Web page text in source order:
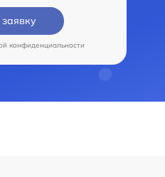
конфиденциальности